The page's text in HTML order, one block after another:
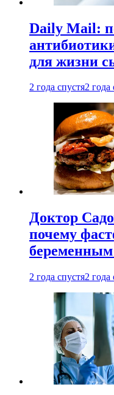
Daily Mail:
для жизни
2 года спустя2 года
Доктор
почему
2 года спустя2 года